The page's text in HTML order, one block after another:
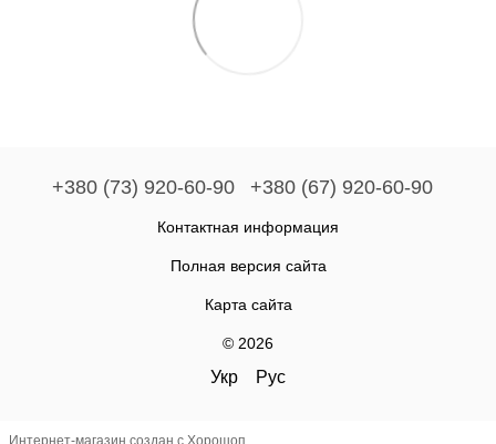
+380 (73) 920-60-90 +380 (67) 920-60-90
Контактная информация
Полная версия сайта
Карта сайта
© 2026
Укр Рус